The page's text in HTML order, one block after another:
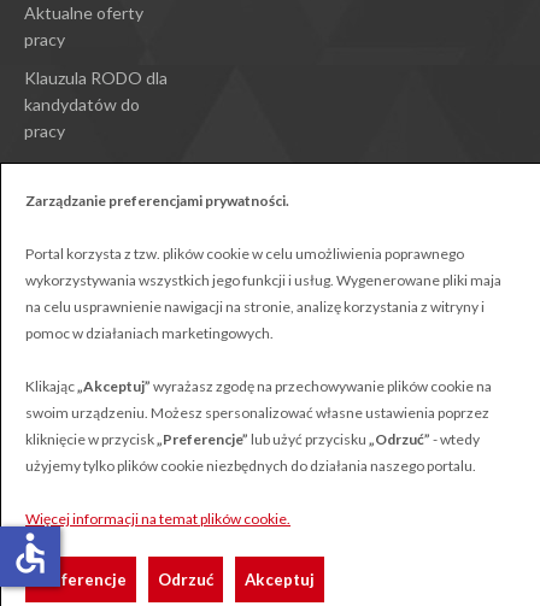
Aktualne oferty
pracy
Klauzula RODO dla
kandydatów do
pracy
Polonus © Wszystkie prawa zastrzeżone
Projekt: Webster-Studio
Zarządzanie preferencjami prywatności.
Portal korzysta z tzw. plików cookie w celu umożliwienia poprawnego
wykorzystywania wszystkich jego funkcji i usług. Wygenerowane pliki maja
na celu usprawnienie nawigacji na stronie, analizę korzystania z witryny i
pomoc w działaniach marketingowych.
Klikając„Akceptuj” wyrażasz zgodę na przechowywanie plików cookie na
swoim urządzeniu. Możesz spersonalizować własne ustawienia poprzez
kliknięcie w przycisk„Preferencje” lub użyć przycisku „Odrzuć” - wtedy
użyjemy tylko plików cookie niezbędnych do działania naszego portalu.
Więcej informacji na temat plików cookie.
Preferencje Odrzuć Akceptuj
accessible